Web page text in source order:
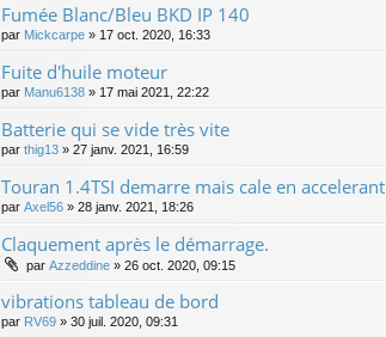
Fumée Blanc/Bleu BKD IP 140
par Mickcarpe » 17 oct. 2020, 16:33
Fuite d'huile moteur
par Manu6138 » 17 mai 2021, 22:22
Batterie qui se vide très vite
par thig13 » 27 janv. 2021, 16:59
Touran 1.4TSI demarre mais cale en accelerant
par Axel56 » 28 janv. 2021, 18:26
Claquement après le démarrage.
par Azzeddine » 26 oct. 2020, 09:15
vibrations tableau de bord
par RV69 » 30 juil. 2020, 09:31